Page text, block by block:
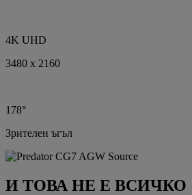
4K UHD
3480 x 2160
178°
Зрителен ъгъл
И ТОВА НЕ Е ВСИЧКО